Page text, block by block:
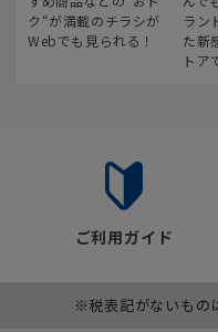
ク“が満載のチラシが
Webでも見られる！
ラン
た新
トア
ご利用ガイド
※税表記がないもの